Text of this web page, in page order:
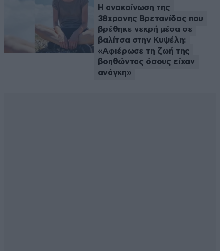
Η ανακοίνωση της
38χρονης Βρετανίδας που
βρέθηκε νεκρή μέσα σε
βαλίτσα στην Κυψέλη:
«Αφιέρωσε τη ζωή της
βοηθώντας όσους είχαν
ανάγκη»